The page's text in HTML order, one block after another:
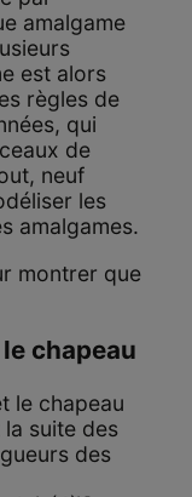
amalgame
est alors
règles de
qui
de
neuf
les
amalgames.
montrer que
chapeau
le chapeau
suite des
des